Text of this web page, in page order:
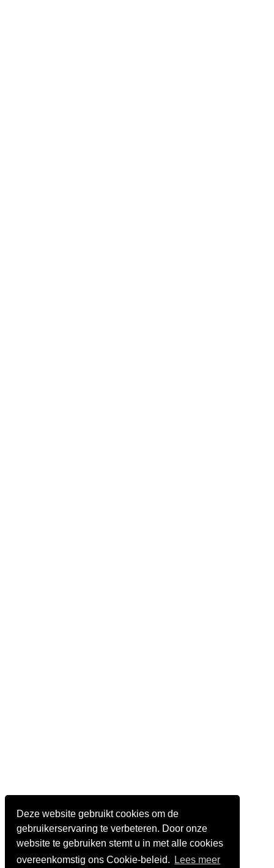
Deze website gebruikt cookies om de
gebruikerservaring te verbeteren. Door onze
website te gebruiken stemt u in met alle cookies
overeenkomstig ons Cookie-beleid.
Lees meer